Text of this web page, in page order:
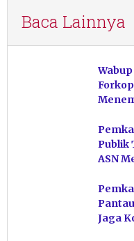
Baca Lainnya
Publik
ASN
Jaga